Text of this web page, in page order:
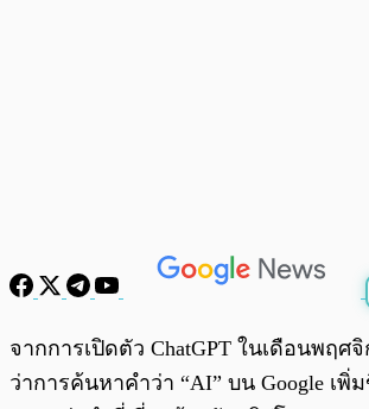
พร้อมเล่น
จากการเปิดตัว ChatGPT ในเดือนพฤศ
ว่าการค้นหาคำว่า “AI” บน Google เพิ่